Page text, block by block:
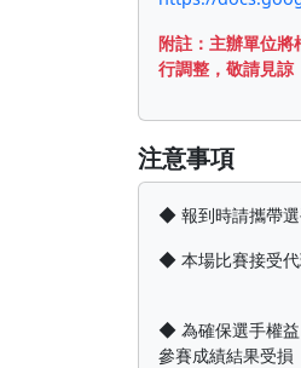
附註：主辦單位將
行調整，敬請見諒
注意事項
◆ 報到時請攜帶選
◆ 本場比賽接受代
◆ 為確保選手權益
參賽成績結果受損